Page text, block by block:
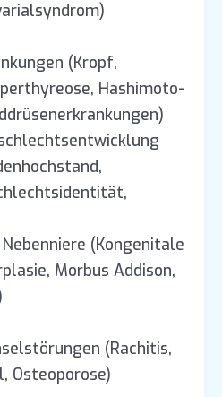
(Kropf,
Hashimoto-
(Kongenitale
Morbus Addison,
(Rachitis,
Osteoporose)